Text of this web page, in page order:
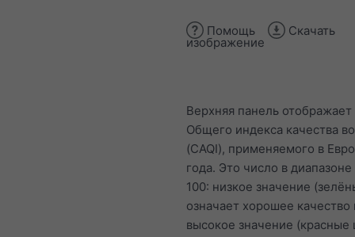
Помощь Скачать
изображение
Верхняя панель отображает
Общего индекса качества
(CAQI), применяемого в
года. Это число в диапазоне
100: низкое значение
означает хорошее качество
высокое значение